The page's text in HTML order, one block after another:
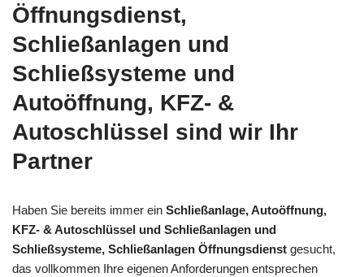
Öffnungsdienst,
Schließanlagen und
Schließsysteme und
Autoöffnung, KFZ- &
Autoschlüssel sind wir Ihr
Partner
Haben Sie bereits immer ein Schließanlage, Autoöffnung,
KFZ- & Autoschlüssel und Schließanlagen und
Schließsysteme, Schließanlagen Öffnungsdienst gesucht,
das vollkommen Ihre eigenen Anforderungen entsprechen